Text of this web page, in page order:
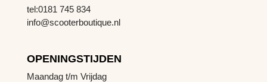
tel:0181 745 834
info@scooterboutique.nl
OPENINGSTIJDEN
Maandag t/m Vrijdag